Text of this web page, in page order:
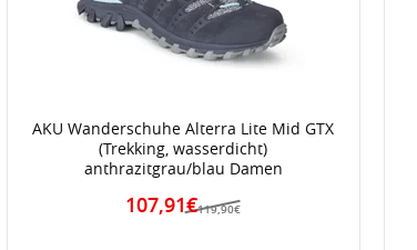
AKU Wanderschuhe Alterra Lite Mid GTX
(Trekking, wasserdicht)
anthrazitgrau/blau Damen
119,90€
107,91€